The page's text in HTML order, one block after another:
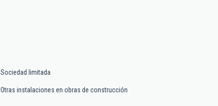
Sociedad limitada
Otras instalaciones en obras de construcción